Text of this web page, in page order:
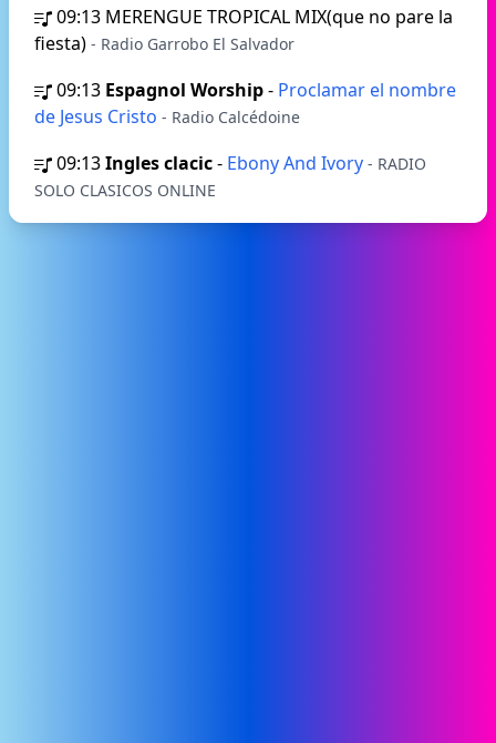
09:13 MERENGUE TROPICAL MIX(que no pare la
fiesta) - Radio Garrobo El Salvador
09:13 Espagnol Worship- Proclamar el nombre
de Jesus Cristo - Radio Calcédoine
09:13Ingles clacic- Ebony And Ivory - RADIO
SOLO CLASICOS ONLINE